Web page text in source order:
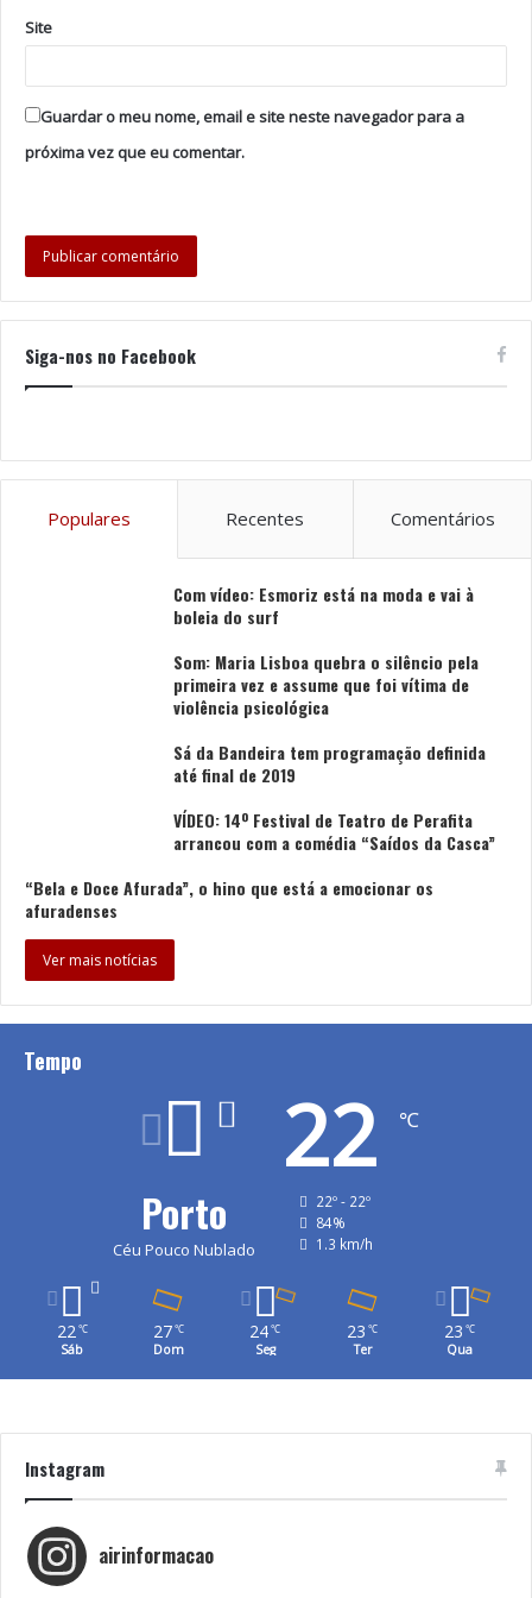
também, de enorme esperança”, acrescenta Rui Nunes.
de posse na Assembleia da República e tem uma
Site
Guardar o meu nome, email e site neste navegador para a
próxima vez que eu comentar.
Siga-nos no Facebook
Populares Recentes Comentários
Com vídeo: Esmoriz está na moda e vai à
boleia do surf
Som: Maria Lisboa quebra o silêncio pela
primeira vez e assume que foi vítima de
violência psicológica
Sá da Bandeira tem programação definida
até final de 2019
VÍDEO: 14º Festival de Teatro de Perafita
arrancou com a comédia “Saídos da Casca”
“Bela e Doce Afurada”, o hino que está a emocionar os
afuradenses
Ver mais notícias
Tempo
Porto
Céu Pouco Nublado
22 ℃
22º - 22º
84%
1.3 km/h
22 ℃
Sáb
27 ℃
Dom
24℃
Seg
23 ℃
Ter
23 ℃
Qua
Instagram
airinformacao